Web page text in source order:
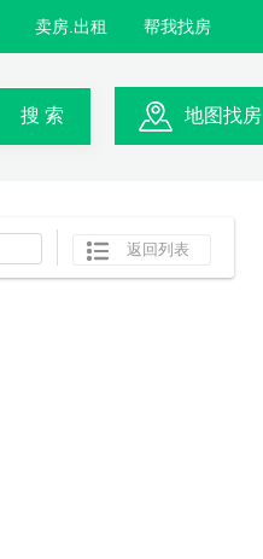
卖房.出租 帮我找房
搜 索 地图找房
返回列表